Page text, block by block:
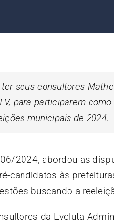
seus consultores
para participarem
municipais de 2024.
2024, abordou as
candidatos às
buscando a
da Evoluta